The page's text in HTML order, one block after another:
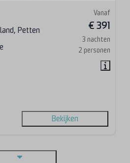
Vanaf
€ 391
3 nachten
2 personen
Petten
Bekijken